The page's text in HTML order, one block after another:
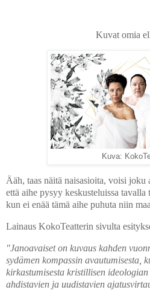
Kuvat omia
Kuva:
Ääh, taas näitä naisasioita, voisi
että aihe pysyy keskusteluissa
kun ei enää tämä aihe puhuta niin
Lainaus KokoTeatterin sivulta
"Janoavaiset on kuvaus kahden
sydämen kompassin avautumisesta,
kirkastumisesta kristillisen
ahdistavien ja uudistavien